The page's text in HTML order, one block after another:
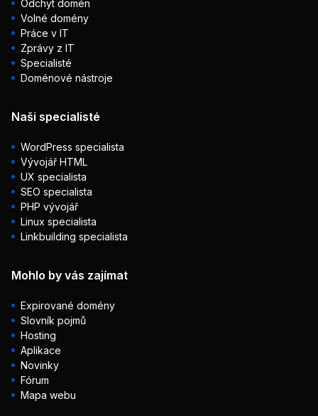
Odchyt domén
Volné domény
Práce v IT
Zprávy z IT
Specialisté
Doménové nástroje
Naši specialisté
WordPress specialista
Vývojář HTML
UX specialista
SEO specialista
PHP vývojář
Linux specialista
Linkbuilding specialista
Mohlo by vás zajímat
Expirované domény
Slovník pojmů
Hosting
Aplikace
Novinky
Fórum
Mapa webu